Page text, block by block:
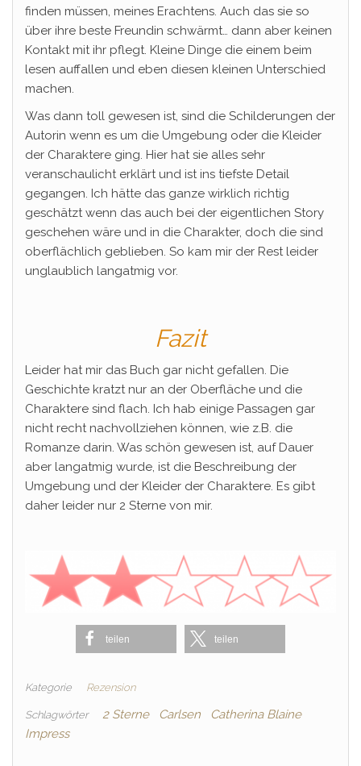
finden müssen, meines Erachtens. Auch das sie so
über ihre beste Freundin schwärmt… dann aber keinen
Kontakt mit ihr pflegt. Kleine Dinge die einem beim
lesen auffallen und eben diesen kleinen Unterschied
machen.
Was dann toll gewesen ist, sind die Schilderungen der
Autorin wenn es um die Umgebung oder die Kleider
der Charaktere ging. Hier hat sie alles sehr
veranschaulicht erklärt und ist ins tiefste Detail
gegangen. Ich hätte das ganze wirklich richtig
geschätzt wenn das auch bei der eigentlichen Story
geschehen wäre und in die Charakter, doch die sind
oberflächlich geblieben. So kam mir der Rest leider
unglaublich langatmig vor.
Fazit
Leider hat mir das Buch gar nicht gefallen. Die
Geschichte kratzt nur an der Oberfläche und die
Charaktere sind flach. Ich hab einige Passagen gar
nicht recht nachvollziehen können, wie z.B. die
Romanze darin. Was schön gewesen ist, auf Dauer
aber langatmig wurde, ist die Beschreibung der
Umgebung und der Kleider der Charaktere. Es gibt
daher leider nur 2 Sterne von mir.
teilen teilen
Kategorie Rezension
Schlagwörter 2 Sterne Carlsen
Catherina Blaine
Impress